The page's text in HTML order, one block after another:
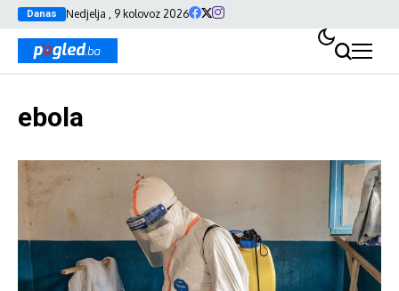
Danas Nedjelja , 9 kolovoz 2026
ebola